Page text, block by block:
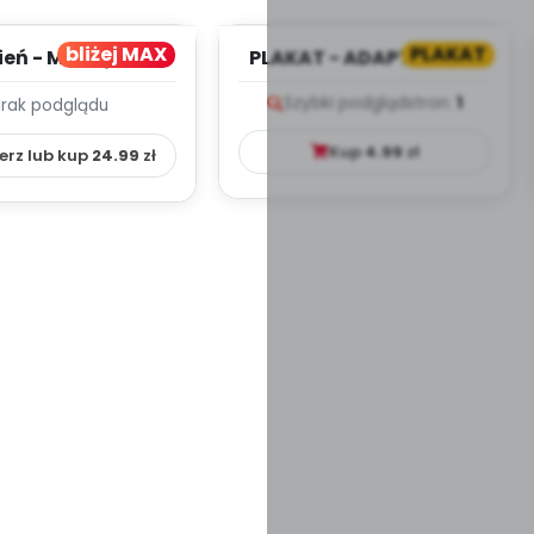
bliżej MAX
- MIESIĘCZNY
–
podglądu
lub kup 24.99 zł
PLAKAT
PLAKAT - ADAPTACJA -
Szybki podgląd stron: 1
Kup4.99zł